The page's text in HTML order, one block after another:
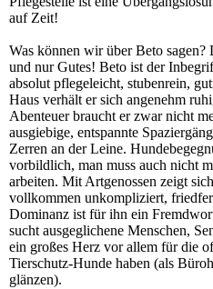
auf Zeit!
Was können wir über Beto
und nur Gutes! Beto ist der
absolut pflegeleicht, stubenrein,
Haus verhält er sich angenehm
Abenteuer braucht er zwar nicht
ausgiebige, entspannte
Zerren an der Leine.
vorbildlich, man muss auch nicht
arbeiten. Mit Artgenossen zeigt
vollkommen unkompliziert,
Dominanz ist für ihn ein
sucht ausgeglichene Menschen,
ein großes Herz vor allem für die
Tierschutz-Hunde haben (als
glänzen).